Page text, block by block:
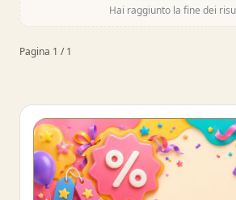
Hai raggiunto la fine dei
Pagina 1 / 1